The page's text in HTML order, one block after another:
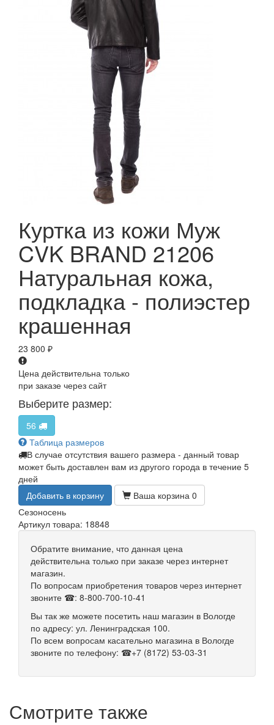
Куртка из кожи Муж
CVK BRAND 21206
Натуральная кожа,
подкладка - полиэстер
крашенная
23 800 ₽
Цена действительна только
при заказе через сайт
Выберите размер:
56
Таблица размеров
В случае отсутствия вашего размера - данный товар
может быть доставлен вам из другого города в течение 5
дней
Добавить в корзину
Ваша корзина 0
Сезоносень
Артикул товара: 18848
Обратите внимание, что данная цена
действительна только при заказе через интернет
магазин.
По вопросам приобретения товаров через интернет
звоните ☎: 8-800-700-10-41
Вы так же можете посетить наш магазин в Вологде
по адресу: ул. Ленинградская 100.
По всем вопросам касательно магазина в Вологде
звоните по телефону: ☎+7 (8172) 53-03-31
Смотрите также